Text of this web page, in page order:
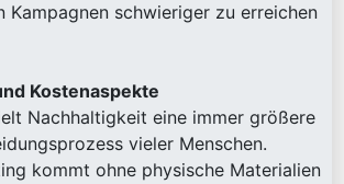
Kampagnen schwieriger zu erreichen
Kostenaspekte
Nachhaltigkeit eine immer größere
vieler Menschen.
kommt ohne physische Materialien